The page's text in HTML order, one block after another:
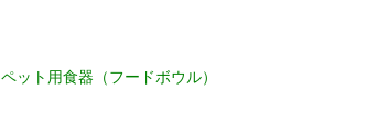
ペット用食器（フードボウル）